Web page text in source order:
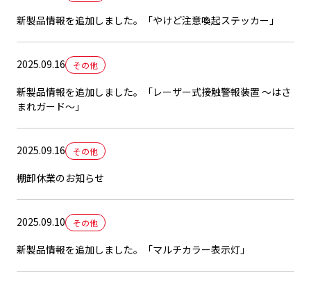
新製品情報を追加しました。「やけど注意喚起ステッカー」
2025.09.16 その他
新製品情報を追加しました。「レーザー式接触警報装置 ～はさ
まれガード～」
2025.09.16 その他
棚卸休業のお知らせ
2025.09.10 その他
新製品情報を追加しました。「マルチカラー表示灯」